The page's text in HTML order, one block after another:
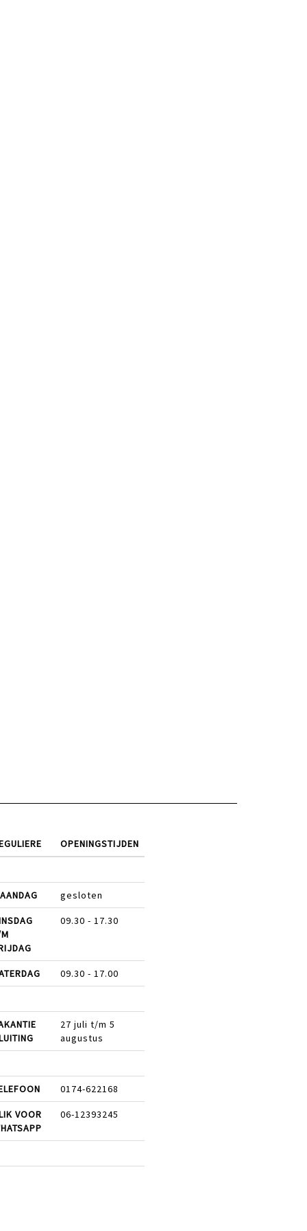
OPENINGSTIJDEN
gesloten
09.30 - 17.30
09.30 - 17.00
27 juli t/m 5
augustus
0174-622168
VOOR
06-12393245